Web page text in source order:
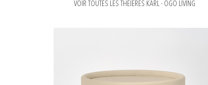
VOIR TOUTES LES THEIERES KARL - OGO LIVING